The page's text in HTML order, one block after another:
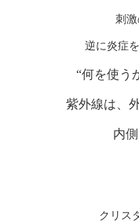
刺
逆に炎症
“何を使う
紫外線は、
内
クリス